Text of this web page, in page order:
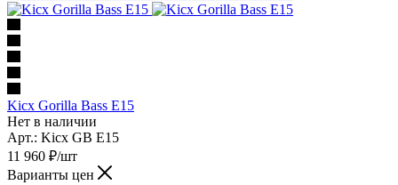
Kicx Gorilla Bass E15
Нет в наличии
Арт.: Kicx GB E15
11 960 ₽/шт
Варианты цен